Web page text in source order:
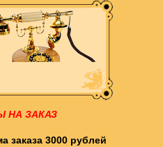
НА ЗАКАЗ
заказа 3000 рублей